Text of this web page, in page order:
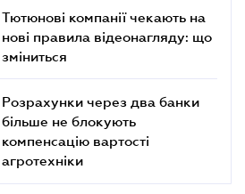
Тютюнові компанії чекають на
нові правила відеонагляду: що
зміниться
Розрахунки через два банки
більше не блокують
компенсацію вартості
агротехніки